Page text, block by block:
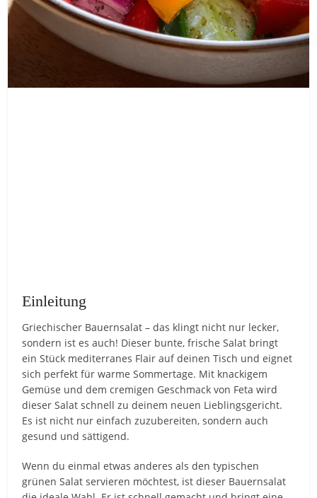
Einleitung
Griechischer Bauernsalat – das klingt nicht nur lecker,
sondern ist es auch! Dieser bunte, frische Salat bringt
ein Stück mediterranes Flair auf deinen Tisch und eignet
sich perfekt für warme Sommertage. Mit knackigem
Gemüse und dem cremigen Geschmack von Feta wird
dieser Salat schnell zu deinem neuen Lieblingsgericht.
Es ist nicht nur einfach zuzubereiten, sondern auch
gesund und sättigend.
Wenn du einmal etwas anderes als den typischen
grünen Salat servieren möchtest, ist dieser Bauernsalat